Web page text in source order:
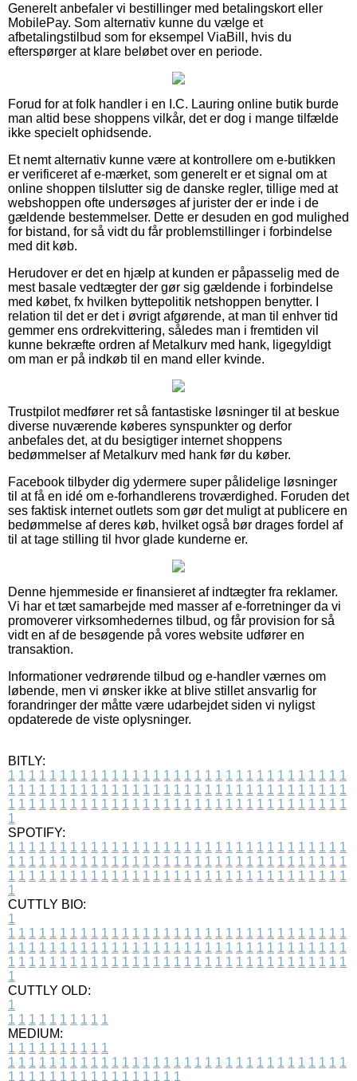
Generelt anbefaler vi bestillinger med betalingskort eller
MobilePay. Som alternativ kunne du vælge et
afbetalingstilbud som for eksempel ViaBill, hvis du
efterspørger at klare beløbet over en periode.
Forud for at folk handler i en I.C. Lauring online butik burde
man altid bese shoppens vilkår, det er dog i mange tilfælde
ikke specielt ophidsende.
Et nemt alternativ kunne være at kontrollere om e-butikken
er verificeret af e-mærket, som generelt er et signal om at
online shoppen tilslutter sig de danske regler, tillige med at
webshoppen ofte undersøges af jurister der er inde i de
gældende bestemmelser. Dette er desuden en god mulighed
for bistand, for så vidt du får problemstillinger i forbindelse
med dit køb.
Herudover er det en hjælp at kunden er påpasselig med de
mest basale vedtægter der gør sig gældende i forbindelse
med købet, fx hvilken byttepolitik netshoppen benytter. I
relation til det er det i øvrigt afgørende, at man til enhver tid
gemmer ens ordrekvittering, således man i fremtiden vil
kunne bekræfte ordren af Metalkurv med hank, ligegyldigt
om man er på indkøb til en mand eller kvinde.
Trustpilot medfører ret så fantastiske løsninger til at beskue
diverse nuværende køberes synspunkter og derfor
anbefales det, at du besigtiger internet shoppens
bedømmelser af Metalkurv med hank før du køber.
Facebook tilbyder dig ydermere super pålidelige løsninger
til at få en idé om e-forhandlerens troværdighed. Foruden det
ses faktisk internet outlets som gør det muligt at publicere en
bedømmelse af deres køb, hvilket også bør drages fordel af
til at tage stilling til hvor glade kunderne er.
Denne hjemmeside er finansieret af indtægter fra reklamer.
Vi har et tæt samarbejde med masser af e-forretninger da vi
promoverer virksomhedernes tilbud, og får provision for så
vidt en af de besøgende på vores website udfører en
transaktion.
Informationer vedrørende tilbud og e-handler værnes om
løbende, men vi ønsker ikke at blive stillet ansvarlig for
forandringer der måtte være udarbejdet siden vi nyligst
opdaterede de viste oplysninger.
BITLY:
1 1 1 1 1 1 1 1 1 1 1 1 1 1 1 1 1 1 1 1 1 1 1 1 1 1 1 1 1 1 1 1 1
1 1 1 1 1 1 1 1 1 1 1 1 1 1 1 1 1 1 1 1 1 1 1 1 1 1 1 1 1 1 1 1 1
1 1 1 1 1 1 1 1 1 1 1 1 1 1 1 1 1 1 1 1 1 1 1 1 1 1 1 1 1 1 1 1 1
1
SPOTIFY:
1 1 1 1 1 1 1 1 1 1 1 1 1 1 1 1 1 1 1 1 1 1 1 1 1 1 1 1 1 1 1 1 1
1 1 1 1 1 1 1 1 1 1 1 1 1 1 1 1 1 1 1 1 1 1 1 1 1 1 1 1 1 1 1 1 1
1 1 1 1 1 1 1 1 1 1 1 1 1 1 1 1 1 1 1 1 1 1 1 1 1 1 1 1 1 1 1 1 1
1
CUTTLY BIO:
1
1 1 1 1 1 1 1 1 1 1 1 1 1 1 1 1 1 1 1 1 1 1 1 1 1 1 1 1 1 1 1 1 1
1 1 1 1 1 1 1 1 1 1 1 1 1 1 1 1 1 1 1 1 1 1 1 1 1 1 1 1 1 1 1 1 1
1 1 1 1 1 1 1 1 1 1 1 1 1 1 1 1 1 1 1 1 1 1 1 1 1 1 1 1 1 1 1 1 1
1
CUTTLY OLD:
1
1 1 1 1 1 1 1 1 1 1
MEDIUM:
1 1 1 1 1 1 1 1 1 1
1 1 1 1 1 1 1 1 1 1 1 1 1 1 1 1 1 1 1 1 1 1 1 1 1 1 1 1 1 1 1 1 1
1 1 1 1 1 1 1 1 1 1 1 1 1 1 1 1 1